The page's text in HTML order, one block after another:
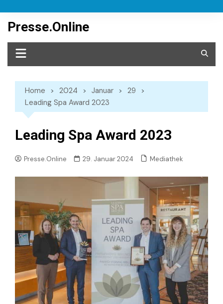
content
Presse.Online
Home 2024 Januar
29
Leading Spa Award 2023
Leading Spa Award 2023
Presse.Online 29. Januar 2024 Mediathek